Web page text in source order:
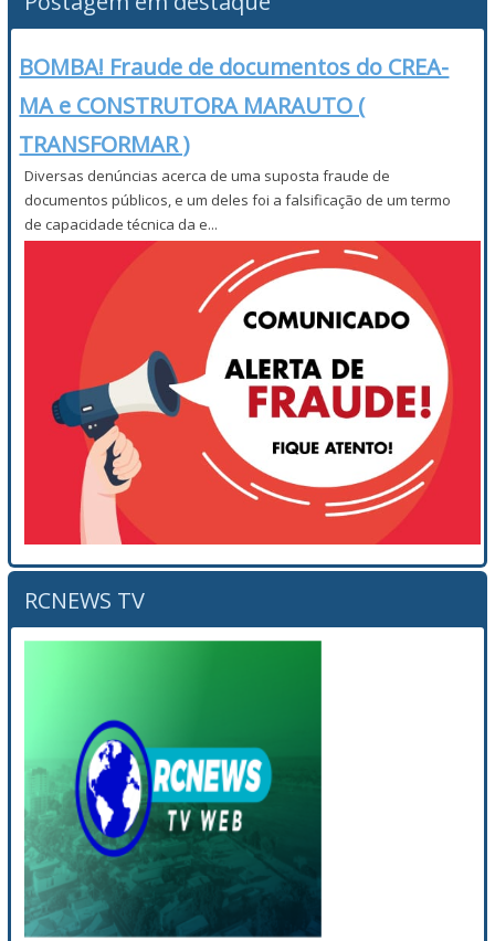
BOMBA! Fraude de documentos do CREA-
MA e CONSTRUTORA MARAUTO (
TRANSFORMAR )
Diversas denúncias acerca de uma suposta fraude de
documentos públicos, e um deles foi a falsificação de um termo
de capacidade técnica da e...
RCNEWS TV